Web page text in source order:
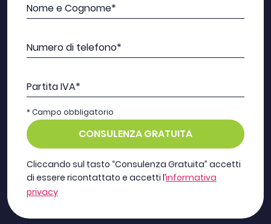
Nome e Cognome*
Numero di telefono*
Partita IVA*
* Campo obbligatorio
CONSULENZA GRATUITA
Cliccando sul tasto “Consulenza Gratuita” accetti
di essere ricontattato e accetti l’informativa
privacy